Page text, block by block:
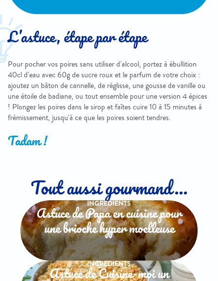
L’astuce, étape par étape
Pour pocher vos poires sans utiliser d'alcool, portez à ébullition
40cl d'eau avec 60g de sucre roux et le parfum de votre choix :
ajoutez un bâton de cannelle, de réglisse, une gousse de vanille ou
une étoile de badiane, ou tout ensemble pour une version 4 épices
! Plongez les poires dans le sirop et faîtes cuire 10 à 15 minutes à
frémissement, jusqu'à ce que les poires soient tendres.
Tadam !
Tout aussi gourmand...
INGREDIENTS
Astuce de Papa en cuisine pour
une brioche hyper moelleuse
INGREDIENTS
Astuce de Cuisine-moi un